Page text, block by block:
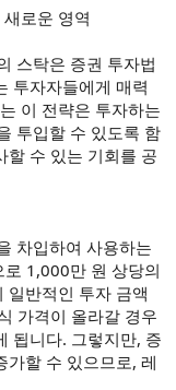
로운 영역
스탁은 증권 투자법
투자자들에게 매력
이 전략은 투자하는
투입할 수 있도록 함
할 수 있는 기회를 공
차입하여 사용하는
1,000만 원 상당의
일반적인 투자 금액
가격이 올라갈 경우
됩니다. 그렇지만, 증
가할 수 있으므로, 레